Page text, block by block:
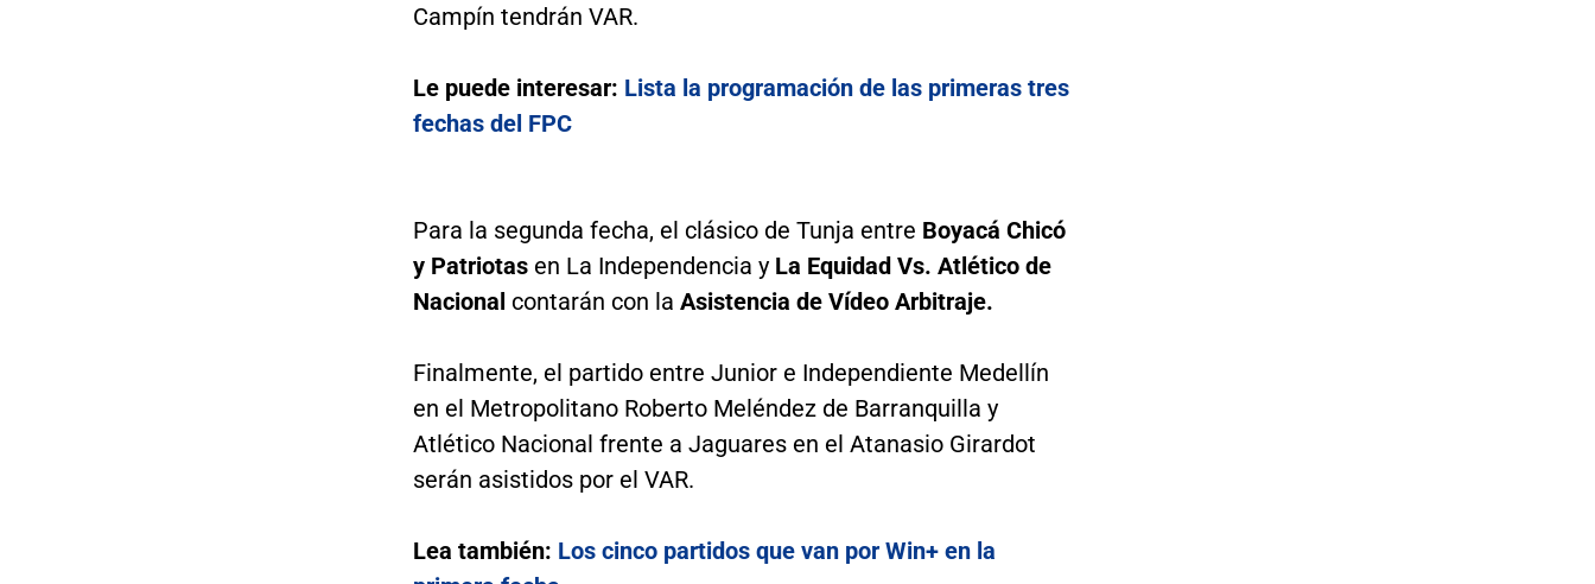
Campín tendrán VAR.
Le puede interesar: Lista la programación de las primeras tres
fechas del FPC
Para la segunda fecha, el clásico de Tunja entre Boyacá Chicó
y Patriotasen La Independencia yLa Equidad Vs. Atlético de
Nacional contarán con la Asistencia de Vídeo Arbitraje.
Finalmente, el partido entre Junior e Independiente Medellín
en el Metropolitano Roberto Meléndez de Barranquilla y
Atlético Nacional frente a Jaguares en el Atanasio Girardot
serán asistidos por el VAR.
Lea también: Los cinco partidos que van por Win+ en la